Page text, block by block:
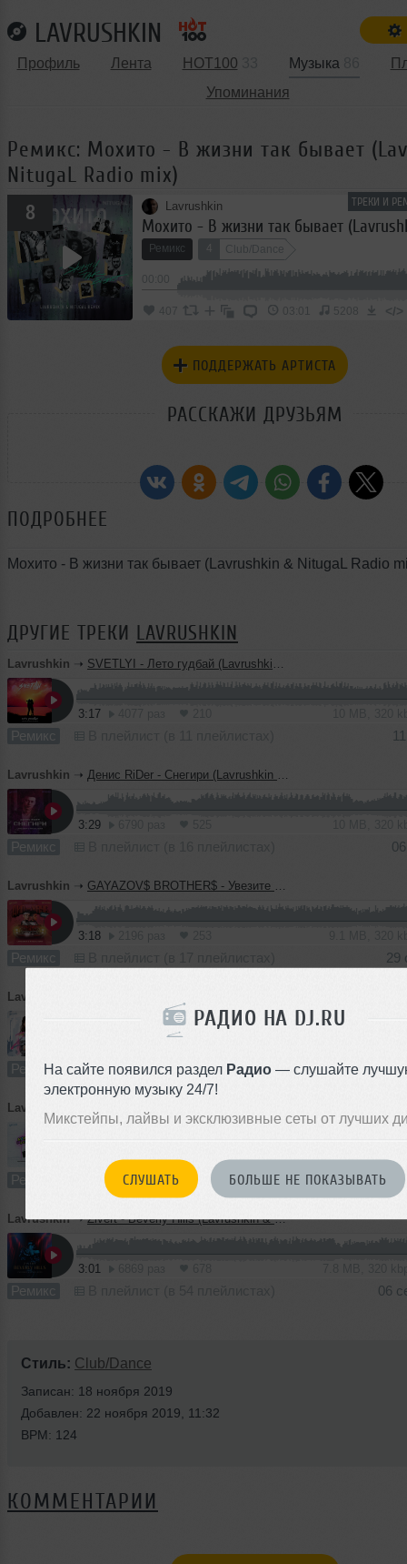
РАДИО НА DJ.RU
На сайте появился раздел Радио — слушайте
электронную музыку 24/7!
Микстейпы, лайвы и эксклюзивные сеты от лучших
СЛУШАТЬ БОЛЬШЕ НЕ ПОКАЗЫВАТЬ
LAVRUSHKIN
Профиль Лента HOT100 Музыка
Упоминания
Ремикс: Мохито - В жизни так бывает
NitugaL Radio mix)
ТРЕКИ И
8 Lavrushkin
Ремикс Club/Dance
00:00
407 03:01 5208 </>
ПОДДЕРЖАТЬ АРТИСТА
РАССКАЖИ ДРУЗЬЯМ
ПОДРОБНЕЕ
Мохито - В жизни так бывает (Lavrushkin & NitugaL Radio
ДРУГИЕ ТРЕКИ LAVRUSHKIN
Lavrushkin ➝ SVETLYI - Лето гудбай (Lavrushkin Radio mix)
3:17
Ремикс
Lavrushkin ➝ Денис RiDer - Снегири (Lavrushkin & NitugaL Radio mix)
3:29
Ремикс
Lavrushkin ➝ GAYAZOV$ BROTHER$ - Увезите меня на Дип-хаус (Lavrushkin & NitugaL Radio mix)
3:18
Ремикс 29
Lavrushkin
Ремикс В плейлист (в 68 плейлистах) 01
Lavrushkin
1359 раз 10 MB, 320
Ремикс В плейлист (в 9 плейлистах) 17
Lavrushkin ➝Zivert - Beverly Hills (Lavrushkin & NitugaL Radio mix)
3:01
Ремикс 06
Стиль: Club/Dance
Записан: 18 ноября 2019
Добавлен: 22 ноября 2019, 11:32
BPM: 124
КОММЕНТАРИИ